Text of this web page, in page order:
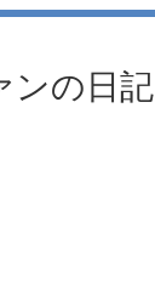
ンの日記